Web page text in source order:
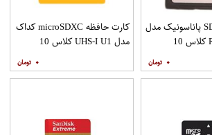
کارت حافظه SD پاناسونیک مدل
Rp-SDZA32G کلاس 10
استاندارد v90 سرعت 170Mps
۰
کارت حافظه microSDXC کداک
مدل UHS-I U1 کلاس 10
گیگابایت
۰